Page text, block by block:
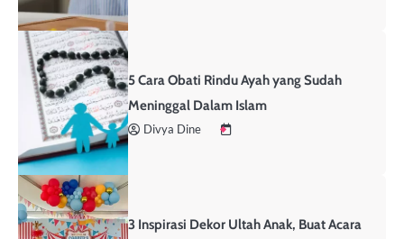
5 Cara Obati Rindu Ayah yang Sudah
Meninggal Dalam Islam
Divya Dine
3 Inspirasi Dekor Ultah Anak, Buat Acara